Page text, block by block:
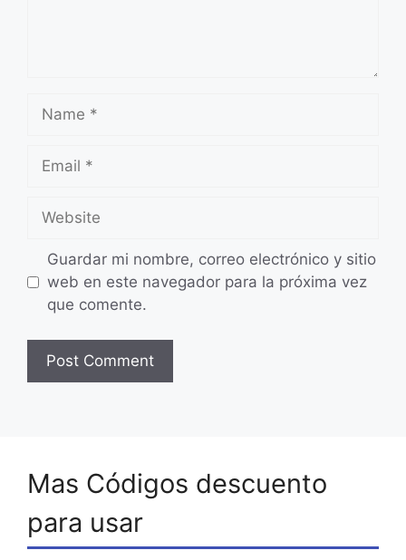
Name
Email
Website
Guardar mi nombre, correo electrónico y sitio
web en este navegador para la próxima vez
que comente.
Mas Códigos descuento
para usar